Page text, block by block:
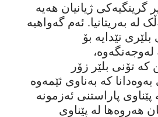
گرینگیەکی ژیانیان هەیە
لە بەریتانیا. ئەم گەواهیە
تێدایە بۆ
لەوجەنگەوە،
تۆنی بلێر زۆر
کە بەناوی ئێمەوە
پێناوی پاراستنی ئەزمونە
هەروەها لە پێناوی